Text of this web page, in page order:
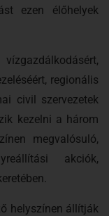
ezen élőhelyek
regionális
civil szervezetek
kezelni a három
megvalósuló,
akciók,
helyszínen állítják